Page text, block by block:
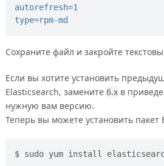
autorefresh=1
type=rpm-md
Сохраните файл и закройте
Если вы хотите установить
Elasticsearch, замените 6.xв
нужную вам версию.
Теперь вы можете установить пакет
sudo yum install